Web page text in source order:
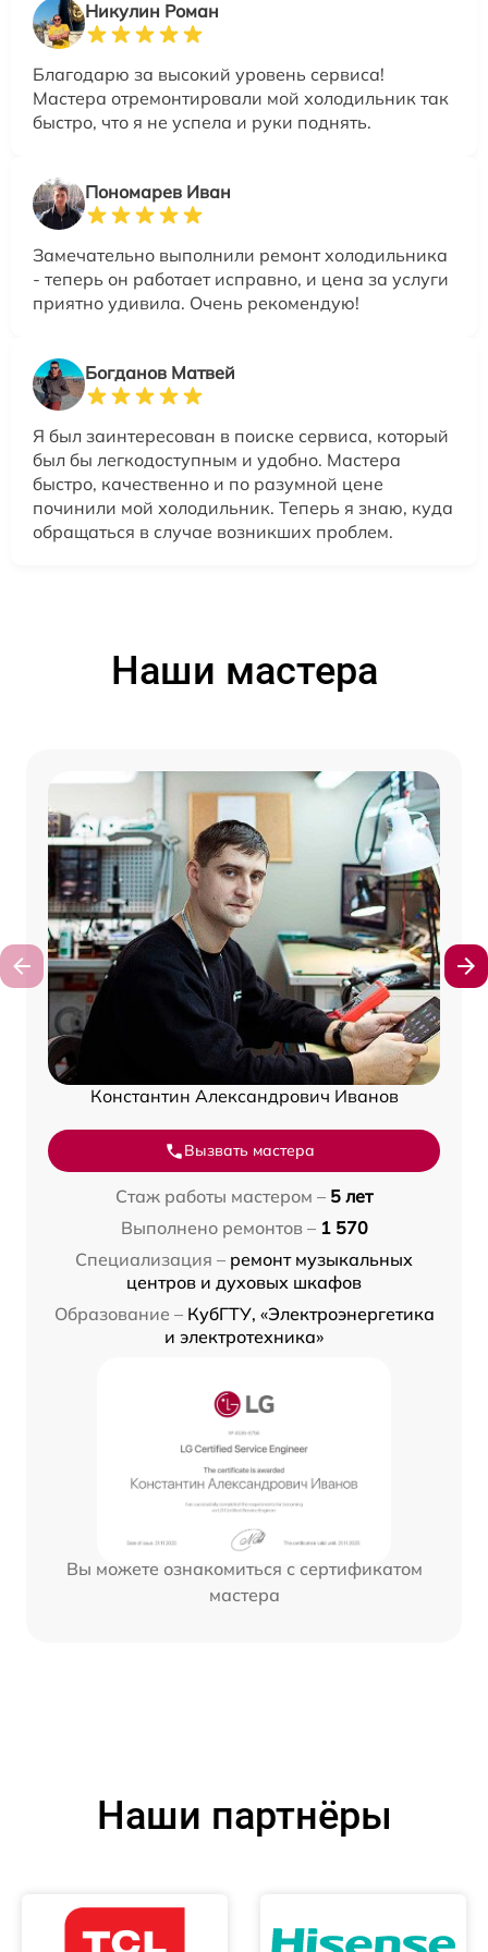
Никулин Роман
Благодарю за высокий уровень сервиса!
Мастера отремонтировали мой холодильник так
быстро, что я не успела и руки поднять.
Пономарев Иван
Замечательно выполнили ремонт холодильника
- теперь он работает исправно, и цена за услуги
приятно удивила. Очень рекомендую!
Богданов Матвей
Я был заинтересован в поиске сервиса, который
был бы легкодоступным и удобно. Мастера
быстро, качественно и по разумной цене
починили мой холодильник. Теперь я знаю, куда
обращаться в случае возникших проблем.
Наши мастера
Константин Александрович Иванов
Вызвать мастера
Стаж работы мастером – 5 лет
Выполнено ремонтов – 1 570
Специализация – ремонт музыкальных
центров и духовых шкафов
Образование – КубГТУ, «Электроэнергетика
и электротехника»
Вы можете ознакомиться с сертификатом
мастера
Наши партнёры